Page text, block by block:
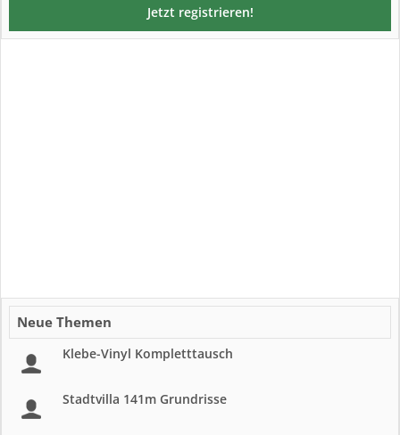
Jetzt registrieren!
Neue Themen
Klebe-Vinyl Kompletttausch
Stadtvilla 141m Grundrisse